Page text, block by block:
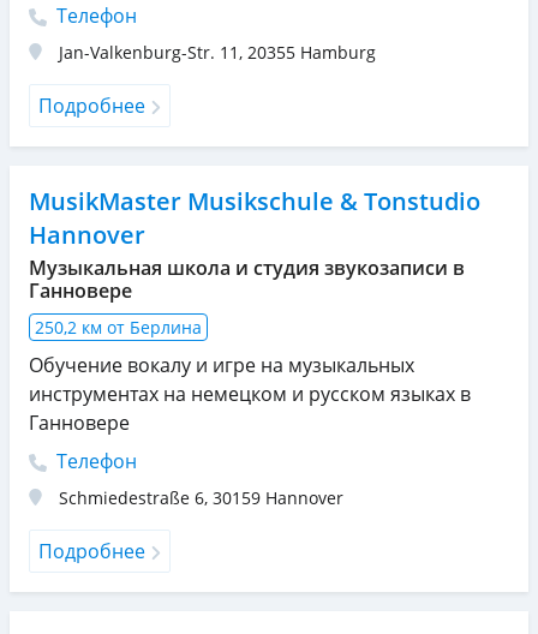
Телефон
Jan-Valkenburg-Str. 11 , 20355 Hamburg
Подробнее
MusikMaster Musikschule & Tonstudio
Hannover
Музыкальная школа и студия звукозаписи в
Ганновере
250,2 км от Берлина
Обучение вокалу и игре на музыкальных
инструментах на немецком и русском языках в
Ганновере
Телефон
Schmiedestraße 6, 30159 Hannover
Подробнее